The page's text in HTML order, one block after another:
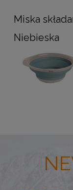
Miska
Niebieska